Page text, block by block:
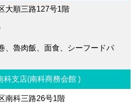
大順三路127号1階
、魯肉飯、面食、シーフードパ
科支店(南科商務会館 )
南科三路26号1階